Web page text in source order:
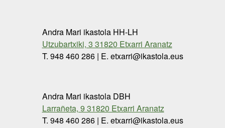
Andra Mari ikastola HH-LH
Utzubartxiki, 3 31820 Etxarri Aranatz
T. 948 460 286 | E. etxarri@ikastola.eus
Andra Mari ikastola DBH
Larrañeta, 9 31820 Etxarri Aranatz
T. 948 460 286 | E. etxarri@ikastola.eus